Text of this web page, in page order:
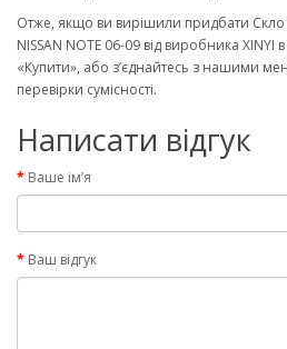
Отже, якщо ви вирішили придбати
NISSAN NOTE 06-09 від виробника XINYI
«Купити», або з’єднайтесь з нашими
перевірки сумісності.
Написати відгук
Ваше ім’я
Ваш відгук